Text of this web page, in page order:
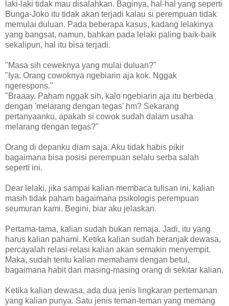
laki-laki tidak mau disalahkan. Baginya, hal-hal yang seperti
Bunga-Joko itu tidak akan terjadi kalau si perempuan tidak
memulai duluan. Pada beberapa kasus, kadang lelakinya
yang bangsat, namun, bahkan pada lelaki paling baik-baik
sekalipun, hal itu bisa terjadi.
"Masa sih ceweknya yang mulai duluan?"
"Iya. Orang cowoknya ngebiarin aja kok. Nggak
ngerespons."
"Braaay. Paham nggak sih, kalo ngebiarin aja itu berbeda
dengan 'melarang dengan tegas' hm? Sekarang
pertanyaanku, apakah si cowok sudah dalam usaha
melarang dengan tegas?"
Orang di depanku diam saja. Aku tidak habis pikir
bagaimana bisa posisi perempuan selalu serba salah
seperti ini.
Dear lelaki, jika sampai kalian membaca tulisan ini, kalian
masih tidak paham bagaimana psikologis perempuan
seumuran kami. Begini, biar aku jelaskan.
Pertama-tama, kalian sudah bukan remaja. Jadi, itu yang
harus kalian pahami. Ketika kalian sudah beranjak dewasa,
percayalah relasi-relasi kalian akan semakin menyempit.
Maka, sudah tentu kalian memahami dengan betul,
bagaimana habit dari masing-masing orang di sekitar kalian.
Ketika kalian dewasa, ada dua jenis lingkaran pertemanan
yang kalian punya. Satu jenis teman-teman yang memang